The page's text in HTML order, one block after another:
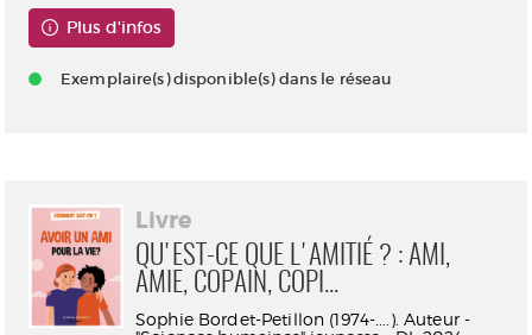
Plus d'infos
Exemplaire(s) disponible(s) dans le réseau
Livre
QU'EST-CE QUE L'AMITIÉ ? : AMI,
AMIE, COPAIN, COPI...
Sophie Bordet-Petillon (1974-....). Auteur -